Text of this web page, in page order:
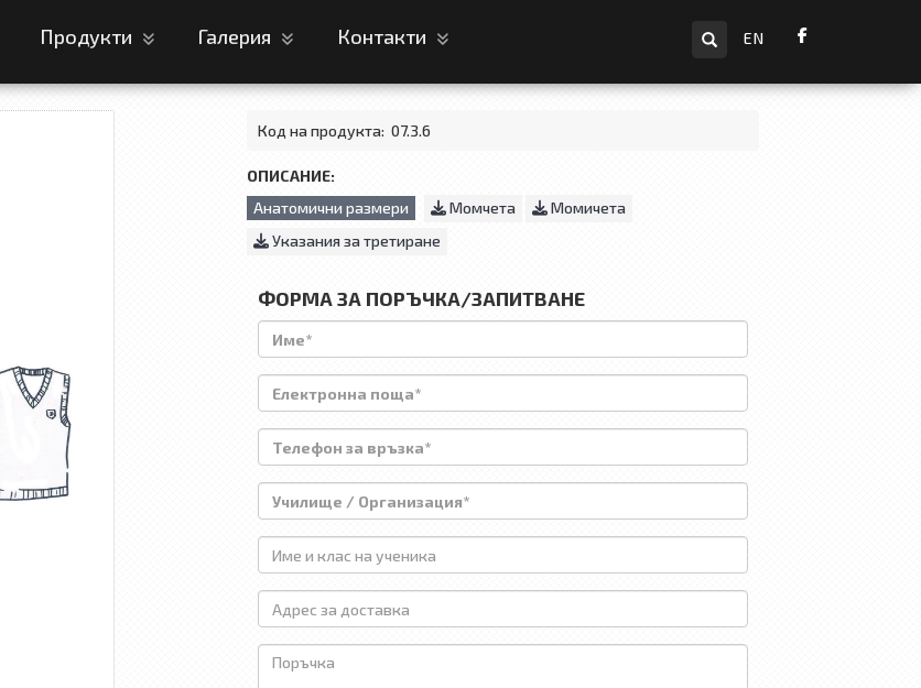
Продукти Галерия Контакти
EN
Код на продукта: 07.3.6
ОПИСАНИЕ:
Анатомични размери
Момчета
Момичета
Указания за третиране
ФОРМА ЗА ПОРЪЧКА/ЗАПИТВАНЕ